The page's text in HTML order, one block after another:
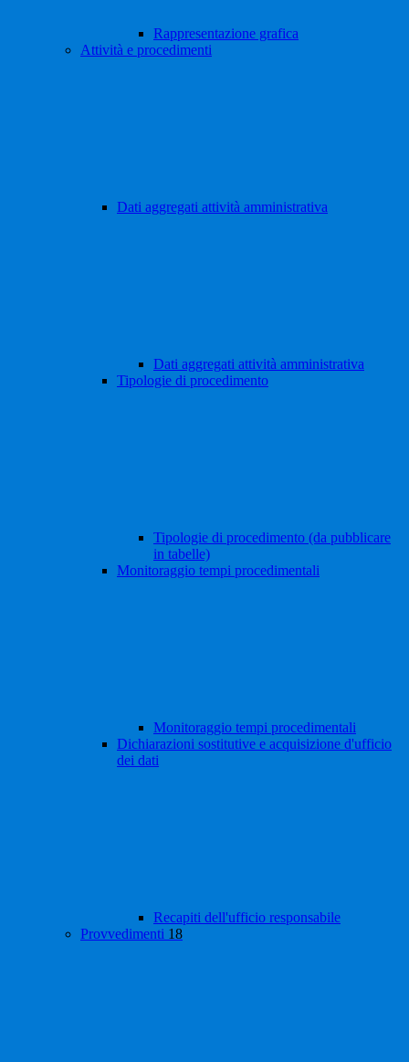
Rappresentazione grafica
Attività e procedimenti
Dati aggregati attività amministrativa
Dati aggregati attività amministrativa
Tipologie di procedimento
Tipologie di procedimento (da pubblicare
in tabelle)
Monitoraggio tempi procedimentali
Monitoraggio tempi procedimentali
Dichiarazioni sostitutive e acquisizione d'ufficio
dei dati
Recapiti dell'ufficio responsabile
Provvedimenti 18